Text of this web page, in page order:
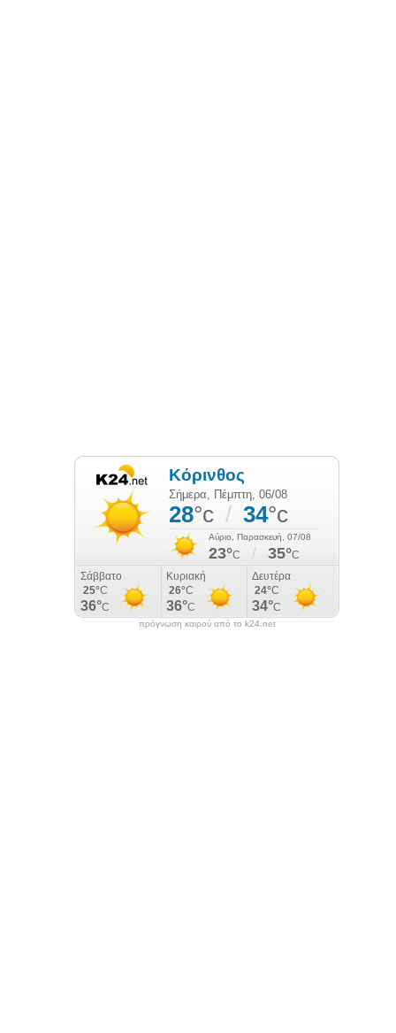
πρόγνωση καιρού από το k24.net